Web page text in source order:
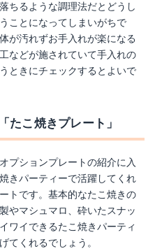
ちるような調理法だとどうし
ことになってしまいがちで
が汚れずお手入れが楽になる
などが施されていて手入れの
ときにチェックするとよいで
たこ焼きプレート」
プションプレートの紹介に入
きパーティーで活躍してくれ
トです。基本的なたこ焼きの
やマシュマロ、砕いたスナッ
ワイできるたこ焼きパーティ
てくれるでしょう。